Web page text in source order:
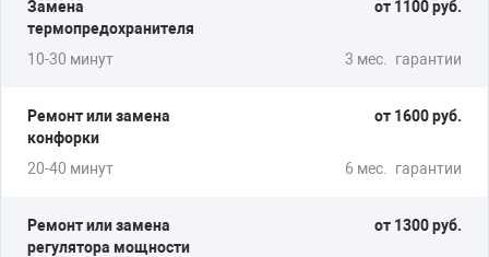
Замена
термопредохранителя
от 1100 руб.
10-30 минут 3 мес. гарантии
Ремонт или замена
конфорки
от 1600 руб.
20-40 минут 6 мес. гарантии
Ремонт или замена
регулятора мощности
от 1300 руб.